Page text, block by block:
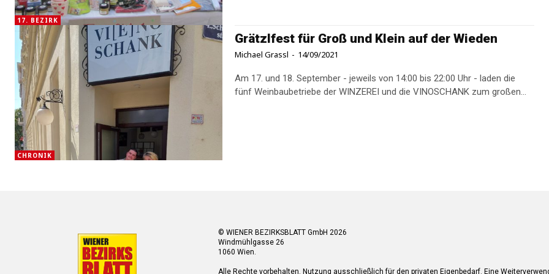
17. BEZIRK
CHRONIK
Grätzlfest für Groß und Klein auf der Wieden
Michael Grassl - 14/09/2021
Am 17. und 18. September - jeweils von 14:00 bis 22:00 Uhr - laden die
fünf Weinbaubetriebe der WINZEREI und die VINOSCHANK zum großen...
© WIENER BEZIRKSBLATT GmbH 2026
Windmühlgasse 26
1060 Wien.
Alle Rechte vorbehalten. Nutzung ausschließlich für den privaten Eigenbedarf. Eine